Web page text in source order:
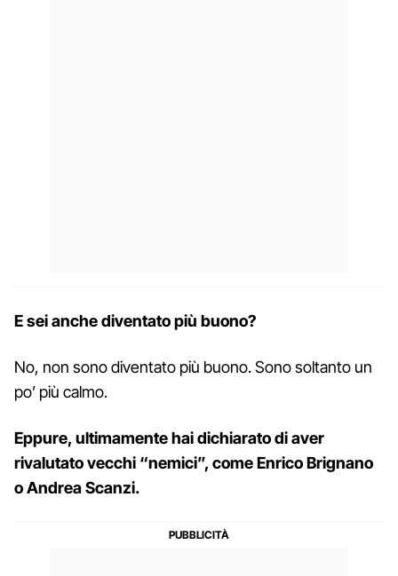
E sei anche diventato più buono?
No, non sono diventato più buono. Sono soltanto un
po’ più calmo.
Eppure, ultimamente hai dichiarato di aver
rivalutato vecchi “nemici”, come Enrico Brignano
o Andrea Scanzi.